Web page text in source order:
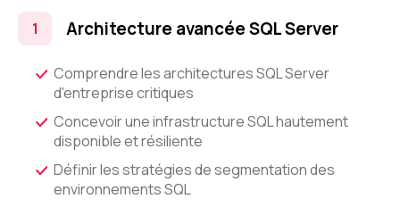
Architecture avancée SQL Server
Comprendre les architectures SQL Server
d'entreprise critiques
Concevoir une infrastructure SQL hautement
disponible et résiliente
Définir les stratégies de segmentation des
environnements SQL